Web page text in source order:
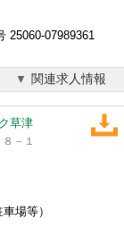
25060-07989361
関連求人情報
草津
－１
場等）